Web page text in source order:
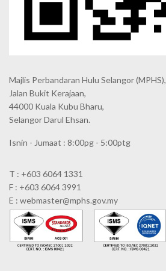
Majlis Perbandaran Hulu Selangor (MPHS),
Jalan Bukit Kerajaan,
44000 Kuala Kubu Bharu,
Selangor Darul Ehsan.
Isnin - Jumaat : 8:00pg - 5:00ptg
T : +603 6064 1331
F : +603 6064 3991
E : webmaster@mphs.gov.my